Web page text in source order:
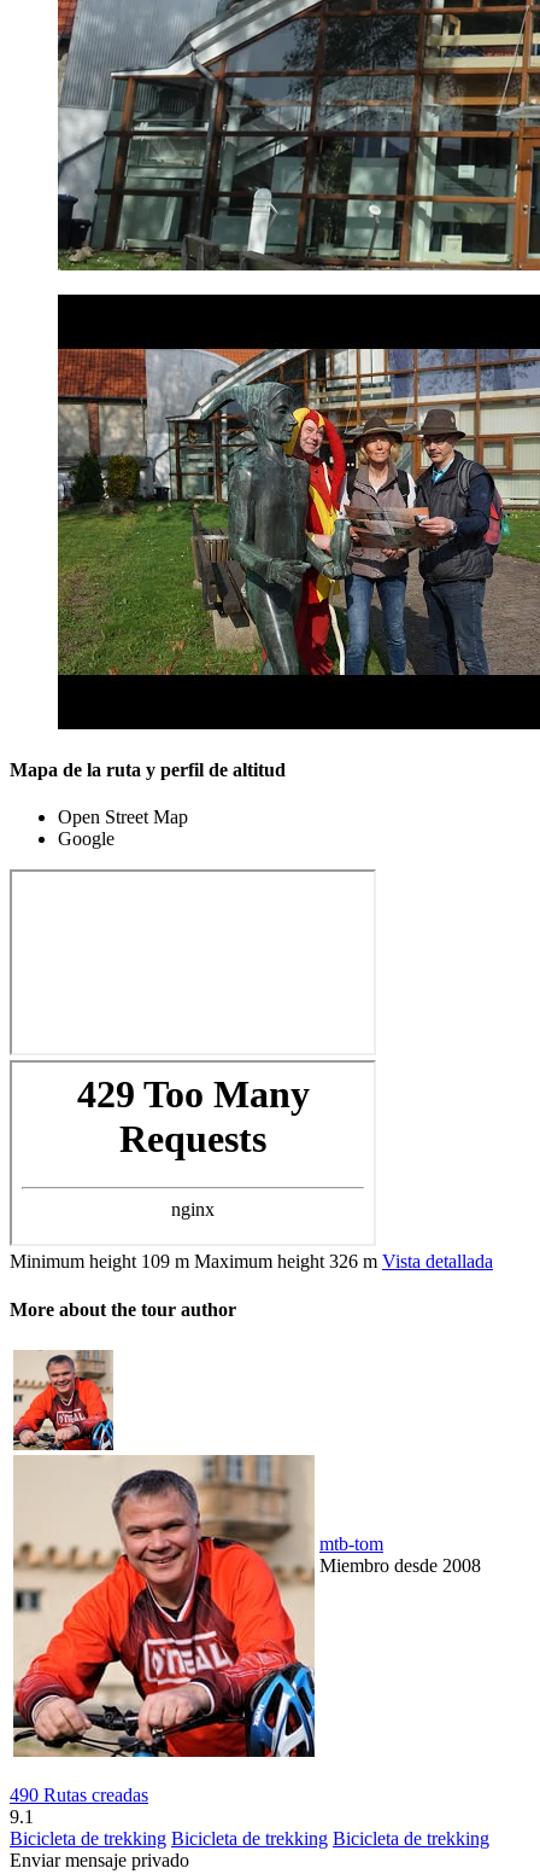
Mapa de la ruta y perfil de altitud
Open Street Map
Google
Minimum height 109 m Maximum height 326 m Vista detallada
More about the tour author
mtb-tom
Miembro desde 2008
490 Rutas creadas
9.1
Bicicleta de trekking Bicicleta de trekking Bicicleta de trekking
Enviar mensaje privado